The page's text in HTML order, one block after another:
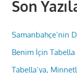
Son
Samanbahçe’nin
Benim İçin Tabella
Tabella’ya,